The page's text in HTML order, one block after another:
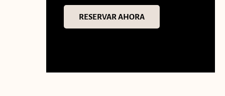
RESERVAR AHORA